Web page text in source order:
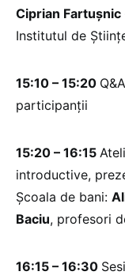
Ciprian Fartușnic
Institutul de
15:10 – 15:20
participanții
15:20 – 16:15
introductive,
Școala de bani:
Baciu, profesori
16:15 – 16:30